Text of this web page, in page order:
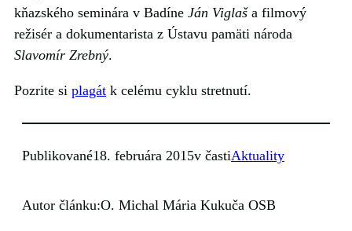
kňazského seminára v Badíne Ján Viglaša filmový
režisér a dokumentarista z Ústavu pamäti národa
Slavomír Zrebný.
Pozrite si plagát k celému cyklu stretnutí.
Publikované18. februára 2015v častiAktuality
Autor článku:O. Michal Mária Kukuča OSB